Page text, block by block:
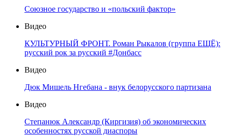
Союзное государство и «польский фактор»
Видео
КУЛЬТУРНЫЙ ФРОНТ. Роман Рыкалов (группа ЕЩЁ):
русский рок за русский #Донбасс
Видео
Дюк Мишель Нгебана - внук белорусского партизана
Видео
Степанюк Александр (Киргизия) об экономических
особенностях русской диаспоры